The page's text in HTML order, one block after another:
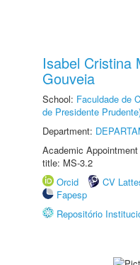
Isabel Cristina
Gouveia
School: Faculdade de
de Presidente
Department:
Academic
title: MS-3.2
Orcid
CV
Fapesp
Repositório